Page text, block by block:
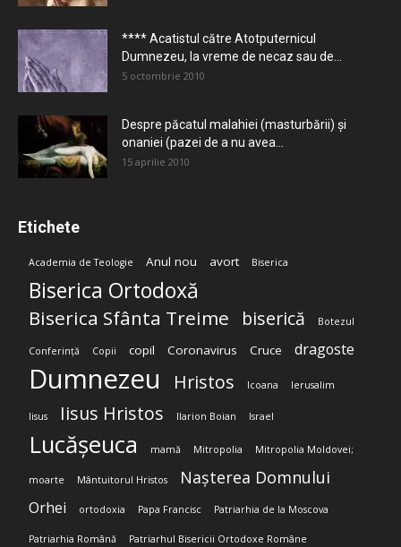
**** Acatistul către Atotputernicul
Dumnezeu, la vreme de necaz sau de...
5 octombrie 2010
Despre păcatul malahiei (masturbării) şi
onaniei (pazei de a nu avea...
15 aprilie 2010
Etichete
Academia de Teologie Anul nou avort Biserica
Biserica Ortodoxă
Biserica Sfânta Treime biserică Botezul
Conferință Copii copil Coronavirus Cruce dragoste
Dumnezeu Hristos Icoana Ierusalim
Iisus Iisus Hristos Ilarion Boian Israel
Lucășeuca mamă Mitropolia Mitropolia Moldovei;
moarte Mântuitorul Hristos Nașterea Domnului
Orhei ortodoxia Papa Francisc Patriarhia de la Moscova
Patriarhia Română Patriarhul Bisericii Ortodoxe Române